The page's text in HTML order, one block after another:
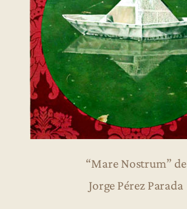
“Mare Nostrum” de
Jorge Pérez Parada